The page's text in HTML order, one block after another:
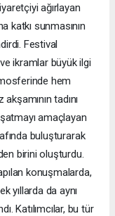
ağırlayan
katkı sunmasının
Festival
ikramlar büyük ilgi
hem
tadını
amaçlayan
buluşturarak
birini oluşturdu.
konuşmalarda,
yıllarda da aynı
Katılımcılar, bu tür